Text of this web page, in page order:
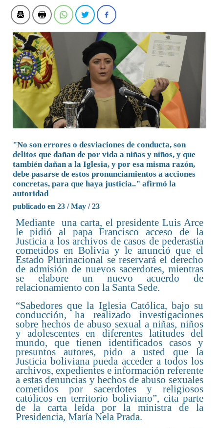
"No son errores o desviaciones de conducta, son
delitos que dañan de por vida a niñas y niños, y que
también dañan a la Iglesia, y por esa misma razón,
debe pasarse de estos pronunciamientos a acciones
concretas, para que haya justicia.." afirmó la
autoridad
publicado en 23 / May / 23
Mediante una carta, el presidente Luis Arce
le pidió al papa Francisco acceso de la
Justicia a los archivos de casos de pederastia
cometidos en Bolivia y le anunció que el
Estado Plurinacional se reservará el derecho
de admisión de nuevos sacerdotes, mientras
se elabore un nuevo acuerdo de
relacionamiento con la Santa Sede.
“Sabedores que la Iglesia Católica, bajo su
conducción, ha realizado investigaciones
sobre hechos de abuso sexual a niñas, niños
y adolescentes en diferentes latitudes del
mundo, que tienen identificados casos y
presuntos autores, pido a usted que la
Justicia boliviana pueda acceder a todos los
archivos, expedientes e información referente
a estas denuncias y hechos de abuso sexuales
cometidos por sacerdotes y religiosos
católicos en territorio boliviano”, cita parte
de la carta leída por la ministra de la
Presidencia, María Nela Prada.